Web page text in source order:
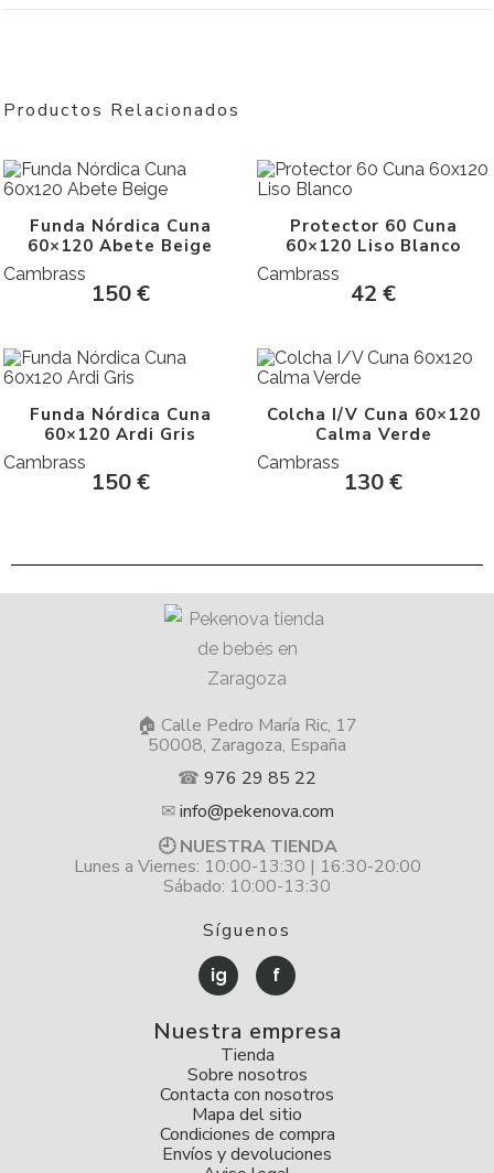
Productos Relacionados
Funda Nórdica Cuna
60×120 Abete Beige
Cambrass
150€
Protector 60 Cuna
60×120 Liso Blanco
Cambrass
42€
Funda Nórdica Cuna
60×120 Ardi Gris
Cambrass
150€
Colcha I/V Cuna 60×120
Calma Verde
Cambrass
130€
🏠 Calle Pedro María Ric, 17
50008, Zaragoza, España
☎ 976 29 85 22
✉info@pekenova.com
🕘 NUESTRA TIENDA
Lunes a Viernes: 10:00-13:30 | 16:30-20:00
Sábado: 10:00-13:30
Síguenos
ig f
Nuestra empresa
Tienda
Sobre nosotros
Contacta con nosotros
Mapa del sitio
Condiciones de compra
Envíos y devoluciones